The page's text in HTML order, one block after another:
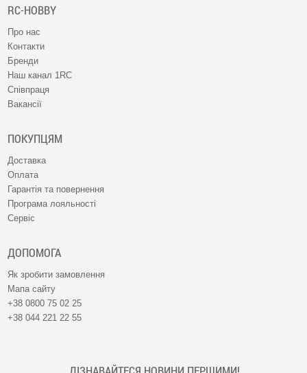
RC-HOBBY
Про нас
Контакти
Бренди
Наш канал 1RC
Співпраця
Вакансії
ПОКУПЦЯМ
Доставка
Оплата
Гарантія та повернення
Програма лояльності
Сервіс
ДОПОМОГА
Як зробити замовлення
Мапа сайту
+38 0800 75 02 25
+38 044 221 22 55